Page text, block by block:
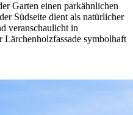
Garten einen parkähnlichen
Südseite dient als natürlicher
veranschaulicht in
Lärchenholzfassade symbolhaft